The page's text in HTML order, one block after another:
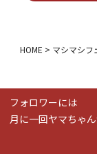
HOME マシマシフ
フォロワーには
月に一回ヤマちゃ